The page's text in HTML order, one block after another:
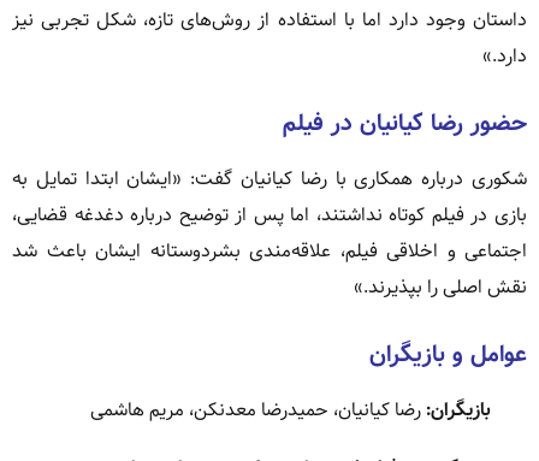
داستان وجود دارد اما با استفاده از روش‌های تازه، شکل تجربی نیز
دارد.»
حضور رضا کیانیان در فیلم
شکوری درباره همکاری با رضا کیانیان گفت: «ایشان ابتدا تمایل به
بازی در فیلم کوتاه نداشتند، اما پس از توضیح درباره دغدغه قضایی،
اجتماعی و اخلاقی فیلم، علاقه‌مندی بشردوستانه ایشان باعث شد
نقش اصلی را بپذیرند.»
عوامل و بازیگران
بازیگران: رضا کیانیان، حمیدرضا معدنکن، مریم هاشمی